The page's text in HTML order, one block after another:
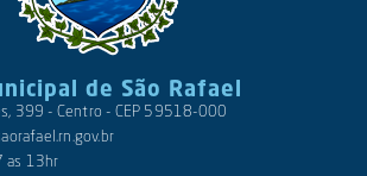
de São Rafael
399 - Centro - CEP 59518-000
as 13hr